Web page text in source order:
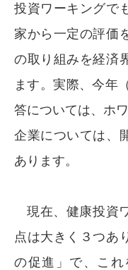
投資ワーキングで
家から一定の評価
の取り組みを経済
ます。実際、今年
答については、ホ
企業については、
あります。
現在、健康投資
点は大きく３つあ
の促進」で、こ